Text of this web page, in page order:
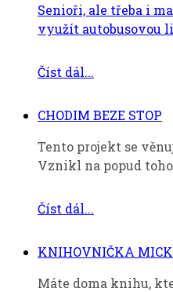
Senioři, ale třeba i
využít autobusovou
Číst dál...
CHODIM BEZE STOP
Tento projekt se
Vznikl na popud
Číst dál...
KNIHOVNIČKA
Máte doma knihu,